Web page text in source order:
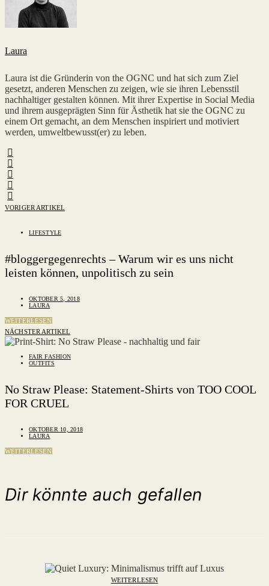
Laura
Laura ist die Gründerin von the OGNC und hat sich zum Ziel
gesetzt, anderen Menschen zu zeigen, wie sie ihren Lebensstil
nachhaltiger gestalten können. Mit ihrer Expertise in Social Media
und ihrem ausgeprägten Sinn für Ästhetik hat sie the OGNC zu
einem Ort gemacht, an dem Menschen inspiriert und motiviert
werden, umweltbewusst(er) zu leben.
VORIGER ARTIKEL
LIFESTYLE
#bloggergegenrechts – Warum wir es uns nicht
leisten können, unpolitisch zu sein
OKTOBER 5, 2018
LAURA
WEITERLESEN
NÄCHSTER ARTIKEL
FAIR FASHION
OUTFITS
No Straw Please: Statement-Shirts von TOO COOL
FOR CRUEL
OKTOBER 10, 2018
LAURA
WEITERLESEN
Dir könnte auch gefallen
WEITERLESEN